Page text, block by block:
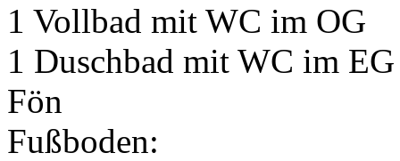
1 Vollbad mit WC im OG
1 Duschbad mit WC im EG
Fön
Fußboden: